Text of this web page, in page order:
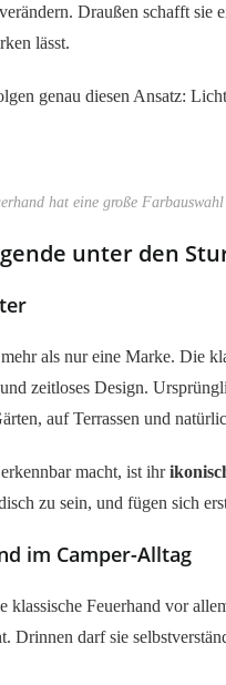
Draußen schafft
lässt.
genau diesen Ansatz:
hat eine große
unter den
als nur eine Marke. Die
zeitloses Design.
auf Terrassen und
macht, ist ihr
zu sein, und fügen sich
im Camper-Alltag
klassische Feuerhand vor
Drinnen darf sie